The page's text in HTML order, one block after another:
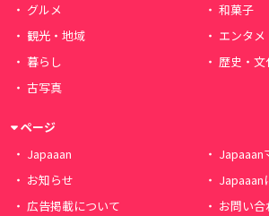
グルメ
和菓子
観光・地域
エンタメ
暮らし
歴史・文
古写真
ページ
Japaaan
Japaaan
お知らせ
Japaaan
広告掲載について
お問い合